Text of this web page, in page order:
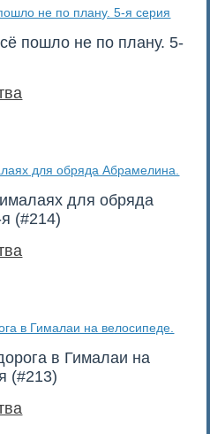
пошло не по плану. 5-
для обряда
(#214)
в Гималаи на
(#213)